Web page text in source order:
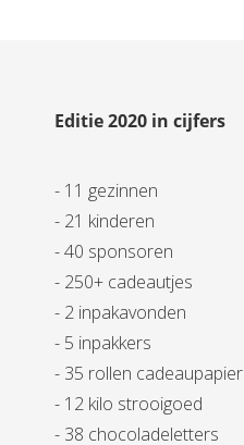
Editie 2020 in cijfers
- 11 gezinnen
- 21 kinderen
- 40 sponsoren
- 250+ cadeautjes
- 2 inpakavonden
- 5 inpakkers
- 35 rollen cadeaupapier
- 12 kilo strooigoed
- 38 chocoladeletters